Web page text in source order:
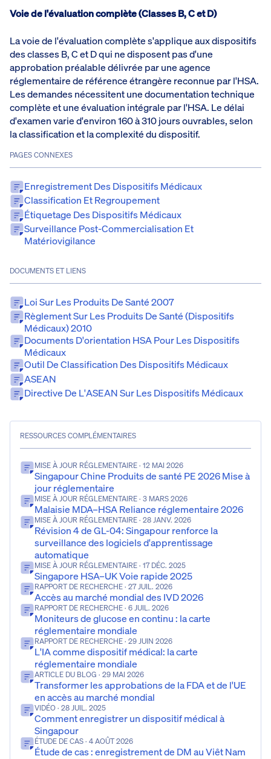
Voie de l'évaluation complète (Classes B, C et D)
La voie de l'évaluation complète s'applique aux dispositifs
des classes B, C et D qui ne disposent pas d'une
approbation préalable délivrée par une agence
réglementaire de référence étrangère reconnue par l'HSA.
Les demandes nécessitent une documentation technique
complète et une évaluation intégrale par l'HSA. Le délai
d'examen varie d'environ 160 à 310 jours ouvrables, selon
la classification et la complexité du dispositif.
PAGES CONNEXES
Enregistrement Des Dispositifs Médicaux
Classification Et Regroupement
Étiquetage Des Dispositifs Médicaux
Surveillance Post-Commercialisation Et
Matériovigilance
DOCUMENTS ET LIENS
Loi Sur Les Produits De Santé 2007
Règlement Sur Les Produits De Santé (dispositifs
Médicaux) 2010
Documents D'orientation HSA Pour Les Dispositifs
Médicaux
Outil De Classification Des Dispositifs Médicaux
ASEAN
Directive De L'ASEAN Sur Les Dispositifs Médicaux
RESSOURCES COMPLÉMENTAIRES
MISE À JOUR RÉGLEMENTAIRE · 12 MAI 2026
Singapour Chine Produits de santé PE 2026 Mise à
jour réglementaire
MISE À JOUR RÉGLEMENTAIRE · 3 MARS 2026
Malaisie MDA–HSA Reliance réglementaire 2026
MISE À JOUR RÉGLEMENTAIRE · 28 JANV. 2026
Révision 4 de GL-04: Singapour renforce la
surveillance des logiciels d'apprentissage
automatique
MISE À JOUR RÉGLEMENTAIRE · 17 DÉC. 2025
Singapore HSA–UK Voie rapide 2025
RAPPORT DE RECHERCHE · 27 JUIL. 2026
Accès au marché mondial des IVD 2026
RAPPORT DE RECHERCHE · 6 JUIL. 2026
Moniteurs de glucose en continu : la carte
réglementaire mondiale
RAPPORT DE RECHERCHE · 29 JUIN 2026
L'IA comme dispositif médical: la carte
réglementaire mondiale
ARTICLE DU BLOG · 29 MAI 2026
Transformer les approbations de la FDA et de l'UE
en accès au marché mondial
VIDÉO · 28 JUIL. 2025
Comment enregistrer un dispositif médical à
Singapour
ÉTUDE DE CAS · 4 AOÛT 2026
Étude de cas : enregistrement de DM au Viêt Nam